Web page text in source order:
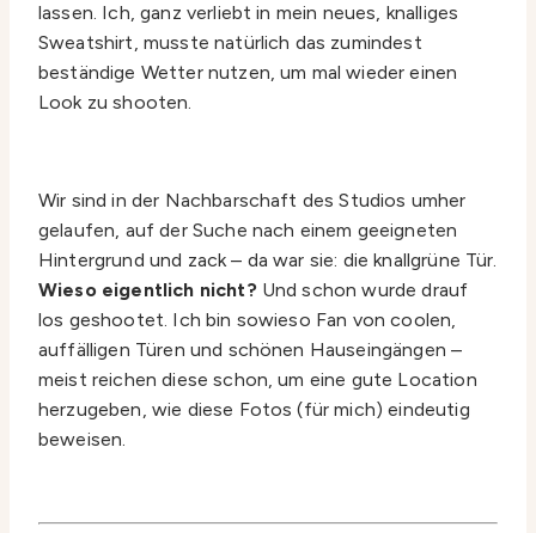
lassen. Ich, ganz verliebt in mein neues, knalliges
Sweatshirt, musste natürlich das zumindest
beständige Wetter nutzen, um mal wieder einen
Look zu shooten.
Wir sind in der Nachbarschaft des Studios umher
gelaufen, auf der Suche nach einem geeigneten
Hintergrund und zack – da war sie: die knallgrüne Tür.
Wieso eigentlich nicht?Und schon wurde drauf
los geshootet. Ich bin sowieso Fan von coolen,
auffälligen Türen und schönen Hauseingängen –
meist reichen diese schon, um eine gute Location
herzugeben, wie diese Fotos (für mich) eindeutig
beweisen.